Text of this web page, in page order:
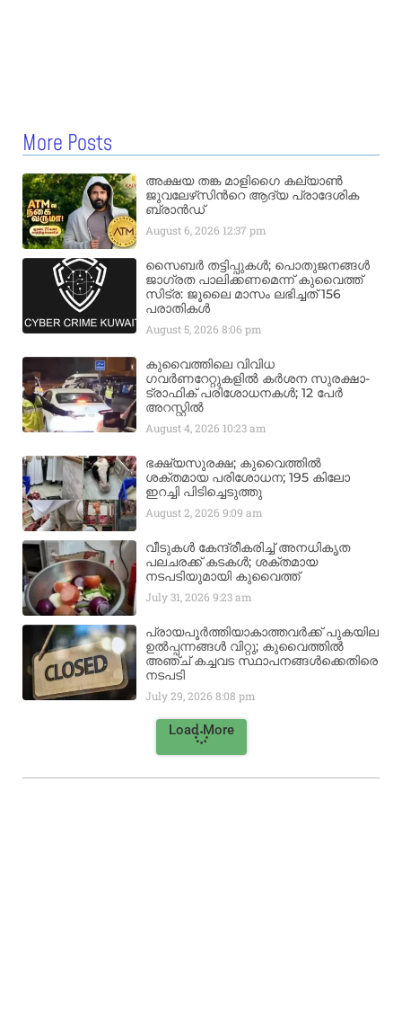
More Posts
അക്ഷയ തങ്ക മാളിഗൈ കല്യാണ്‍
ജുവലേഴ്‌സിന്‍റെ ആദ്യ പ്രാദേശിക
ബ്രാന്‍ഡ്
August 6, 2026 12:37 pm
സൈബർ തട്ടിപ്പുകൾ; പൊതുജനങ്ങൾ
ജാഗ്രത പാലിക്കണമെന്ന് കുവൈത്ത്
സിട്ര: ജൂലൈ മാസം ലഭിച്ചത് 156
പരാതികൾ
August 5, 20268:06 pm
കുവൈത്തിലെ വിവിധ
ഗവർണറേറ്റുകളിൽ കർശന സുരക്ഷാ-
ട്രാഫിക് പരിശോധനകൾ; 12 പേർ
അറസ്റ്റിൽ
August 4, 2026 10:23 am
ഭക്ഷ്യസുരക്ഷ; കുവൈത്തിൽ
ശക്തമായ പരിശോധന; 195 കിലോ
ഇറച്ചി പിടിച്ചെടുത്തു
August 2, 20269:09 am
വീടുകൾ കേന്ദ്രീകരിച്ച് അനധികൃത
പലചരക്ക് കടകൾ; ശക്തമായ
നടപടിയുമായി കുവൈത്ത്
July 31, 20269:23 am
പ്രായപൂർത്തിയാകാത്തവർക്ക് പുകയില
ഉൽപ്പന്നങ്ങൾ വിറ്റു; കുവൈത്തിൽ
അഞ്ച് കച്ചവട സ്ഥാപനങ്ങൾക്കെതിരെ
നടപടി
July 29, 20268:08 pm
Load More